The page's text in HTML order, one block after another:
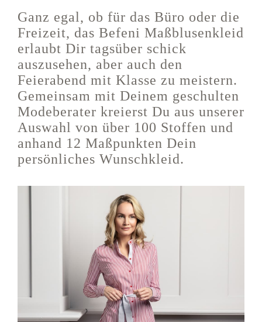
Ganz egal, ob für das Büro oder die
Freizeit, das Befeni Maßblusenkleid
erlaubt Dir tagsüber schick
auszusehen, aber auch den
Feierabend mit Klasse zu meistern.
Gemeinsam mit Deinem geschulten
Modeberater kreierst Du aus unserer
Auswahl von über 100 Stoffen und
anhand 12 Maßpunkten Dein
persönliches Wunschkleid.